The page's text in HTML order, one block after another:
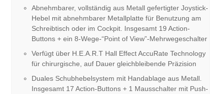
Abnehmbarer, vollständig aus Metall gefertigter Joystick-
Hebel mit abnehmbarer Metallplatte für Benutzung am
Schreibtisch oder im Cockpit. Insgesamt 19 Action-
Buttons + ein 8-Wege-“Point of View”-Mehrwegeschalter
Verfügt über H.E.A.R.T Hall Effect AccuRate Technology
für chirurgische, auf Dauer gleichbleibende Präzision
Duales Schubhebelsystem mit Handablage aus Metall.
Insgesamt 17 Action-Buttons + 1 Mausschalter mit Push-